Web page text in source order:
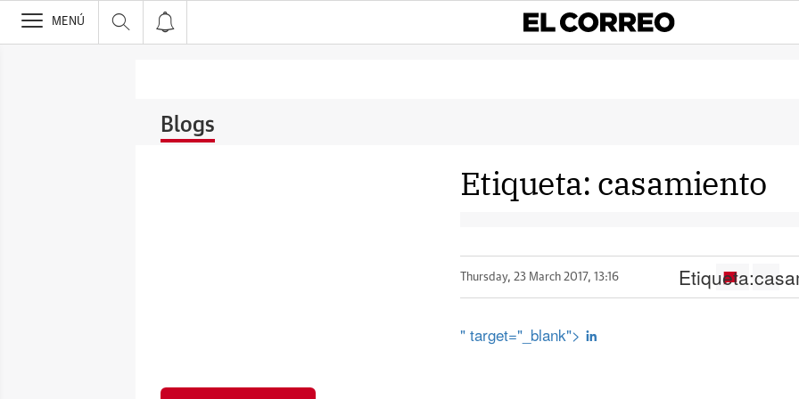
>
MENÚ
Blogs
Etiqueta: casamiento
Thursday, 23 March 2017, 13:16 Etiqueta:
" target="_blank">